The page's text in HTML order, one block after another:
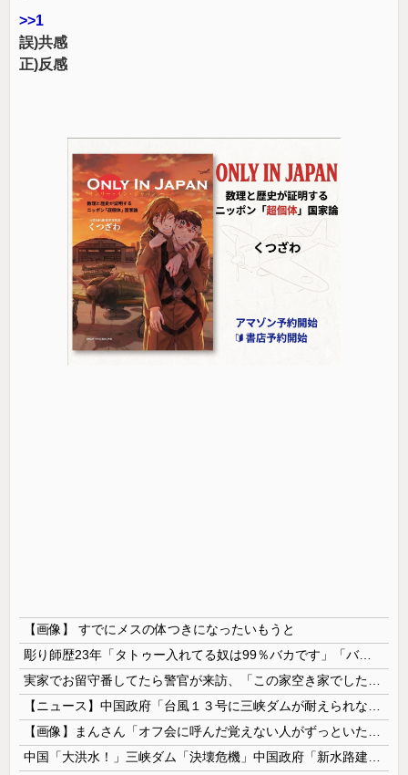
>>1
誤)共感
正)反感
【画像】 すでにメスの体つきになったいもうと
彫り師歴23年「タトゥー入れてる奴は99％バカです」「バカは5000円が好き」無断キャンセル、挨拶できない、金がない…客層をぶっちゃけ